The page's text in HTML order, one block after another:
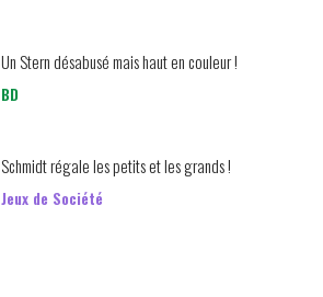
Un Stern désabusé mais haut en couleur !
BD
Schmidt régale les petits et les grands !
Jeux de Société